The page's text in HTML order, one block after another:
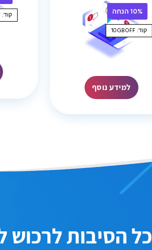
10% הנחה
קוד: 10GBOFF
למידע נוסף
קוד: 10GBOFF
כל הסיבות לרכוש